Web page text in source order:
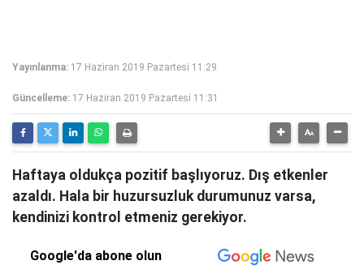
Yayınlanma: 17 Haziran 2019 Pazartesi 11:29
Güncelleme: 17 Haziran 2019 Pazartesi 11:31
Haftaya oldukça pozitif başlıyoruz. Dış etkenler
azaldı. Hala bir huzursuzluk durumunuz varsa,
kendinizi kontrol etmeniz gerekiyor.
Google'da abone olun